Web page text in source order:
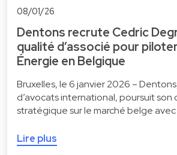
08/01/26
Dentons recrute Cedric
qualité d’associé pour
Énergie en Belgique
Bruxelles, le 6 janvier 2026 –
d’avocats international, poursuit
stratégique sur le marché belge avec
Lire plus